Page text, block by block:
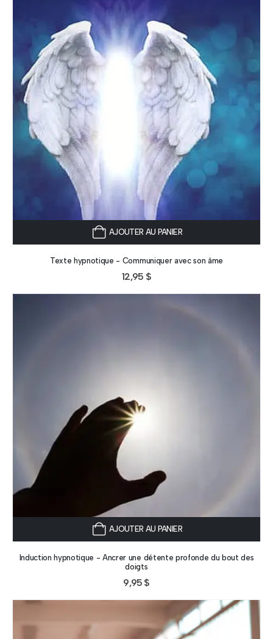
AJOUTER AU PANIER
Texte hypnotique - Communiquer avec son âme
12,95 $
AJOUTER AU PANIER
Induction hypnotique - Ancrer une détente profonde du bout des
doigts
9,95 $